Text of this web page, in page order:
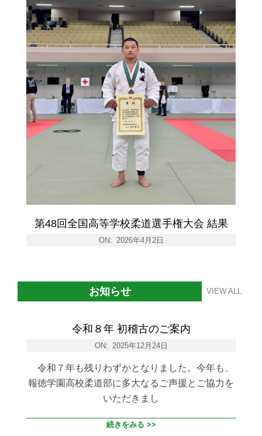
第48回全国高等学校柔道選手権大会 結果
ON: 2026年4月2日
お知らせ VIEW ALL
令和８年 初稽古のご案内
ON: 2025年12月24日
令和７年も残りわずかとなりました。今年も、
報徳学園高校柔道部に多大なるご声援とご協力を
いただきまし
続きをみる >>